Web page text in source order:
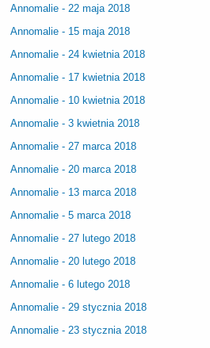
Annomalie - 22 maja 2018
Annomalie - 15 maja 2018
Annomalie - 24 kwietnia 2018
Annomalie - 17 kwietnia 2018
Annomalie - 10 kwietnia 2018
Annomalie - 3 kwietnia 2018
Annomalie - 27 marca 2018
Annomalie - 20 marca 2018
Annomalie - 13 marca 2018
Annomalie - 5 marca 2018
Annomalie - 27 lutego 2018
Annomalie - 20 lutego 2018
Annomalie - 6 lutego 2018
Annomalie - 29 stycznia 2018
Annomalie - 23 stycznia 2018